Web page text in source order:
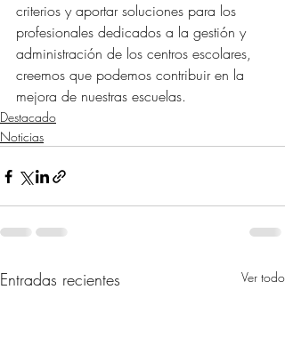
criterios y aportar soluciones para los
profesionales dedicados a la gestión y
administración de los centros escolares,
creemos que podemos contribuir en la
mejora de nuestras escuelas.
Destacado
Noticias
Entradas recientes Ver todo